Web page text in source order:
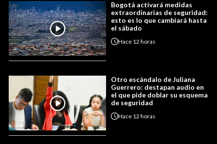
Bogotá activará medidas
extraordinarias de seguridad:
esto es lo que cambiará hasta
el sábado
Hace 12 horas
Otro escándalo de Juliana
Guerrero: destapan audio en
el que pide doblar su esquema
de seguridad
Hace 12 horas